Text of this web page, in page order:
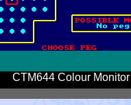
CTM644 Colour Monitor